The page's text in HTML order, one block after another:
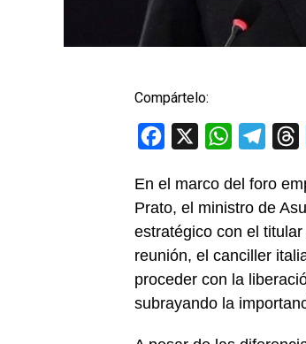
Compártelo:
Facebook WhatsApp
En el marco del foro
Prato, el ministro de
estratégico con el
reunión, el canciller
proceder con la
subrayando la